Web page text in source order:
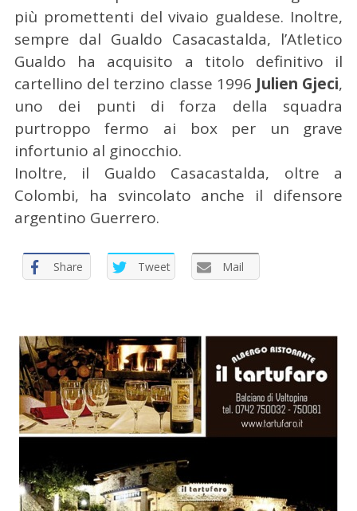
più promettenti del vivaio gualdese. Inoltre,
sempre dal Gualdo Casacastalda, l’Atletico
Gualdo ha acquisito a titolo definitivo il
cartellino del terzino classe 1996 Julien Gjeci,
uno dei punti di forza della squadra
purtroppo fermo ai box per un grave
infortunio al ginocchio.
Inoltre, il Gualdo Casacastalda, oltre a
Colombi, ha svincolato anche il difensore
argentino Guerrero.
Share Tweet Mail
C
e
p
e
r
: